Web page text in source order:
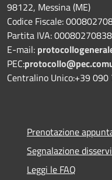
98122, Messina (ME)
Codice Fiscale:
Partita IVA: 00080270838
E-mail:
PEC:
Centralino Unico:+39 090
Prenotazione
Segnalazione
Leggi le FAQ